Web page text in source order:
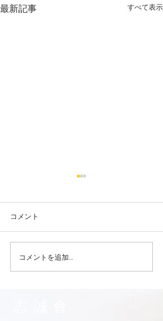
最新記事 すべて表示
志誠會ファィティングト
ーナメント2026夏の陣！
コメント
コメントを追加…